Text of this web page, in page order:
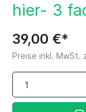
hier- 3
39,00 €*
Preise inkl. MwSt.